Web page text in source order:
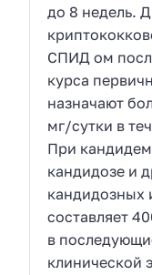
до 8 недель.
СПИД ом
курса
назначают
мг/сутки в
При
кандидозе и
кандидозных
составляет
в
клинической